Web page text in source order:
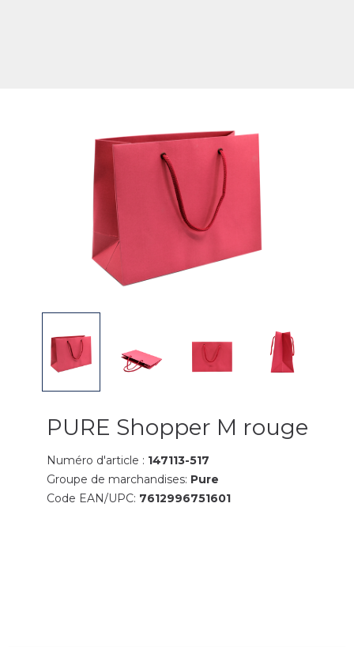
PURE Shopper M rouge
Numéro d'article : 147113-517
Groupe de marchandises: Pure
Code EAN/UPC: 7612996751601